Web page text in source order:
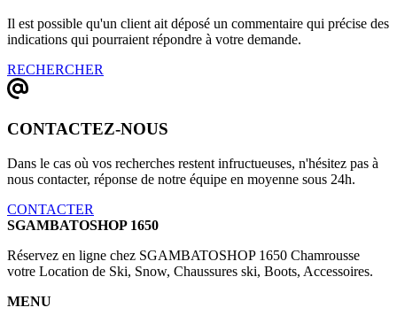
Il est possible qu'un client ait déposé un commentaire qui précise des
indications qui pourraient répondre à votre demande.
RECHERCHER
CONTACTEZ-NOUS
Dans le cas où vos recherches restent infructueuses, n'hésitez pas à
nous contacter, réponse de notre équipe en moyenne sous 24h.
CONTACTER
SGAMBATOSHOP 1650
Réservez en ligne chez SGAMBATOSHOP 1650 Chamrousse
votre Location de Ski, Snow, Chaussures ski, Boots, Accessoires.
MENU